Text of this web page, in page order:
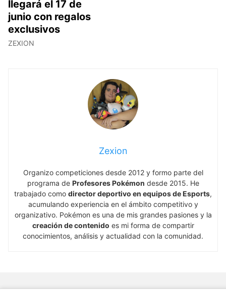
llegará el 17 de
junio con regalos
exclusivos
ZEXION
Zexion
Organizo competiciones desde 2012 y formo parte del
programa de Profesores Pokémon desde 2015. He
trabajado como director deportivo en equipos de Esports,
acumulando experiencia en el ámbito competitivo y
organizativo. Pokémon es una de mis grandes pasiones y la
creación de contenido es mi forma de compartir
conocimientos, análisis y actualidad con la comunidad.